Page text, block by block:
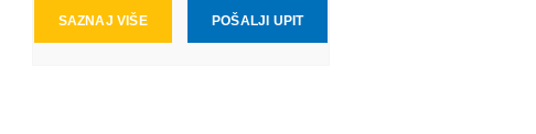
SAZNAJ VIŠE POŠALJI UPIT